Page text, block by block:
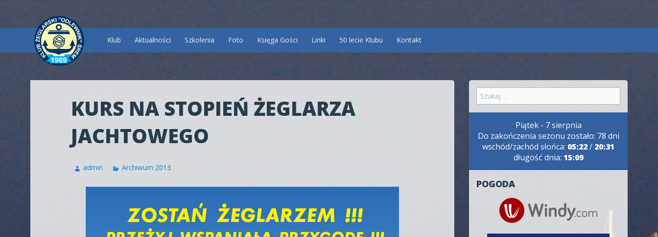
Przeskocz
do
treści
Klub Aktualności Szkolenia Foto Księga Gości Linki 50 lecie Klubu Kontakt
KURS NA STOPIEŃ ŻEGLARZA
JACHTOWEGO
admin Archiwum 2013
Szukaj:
Piątek - 7 sierpnia
Do zakończenia sezonu zostało: 78 dni
wschód/zachód słońca: 05:22/ 20:31
długość dnia: 15:09
POGODA